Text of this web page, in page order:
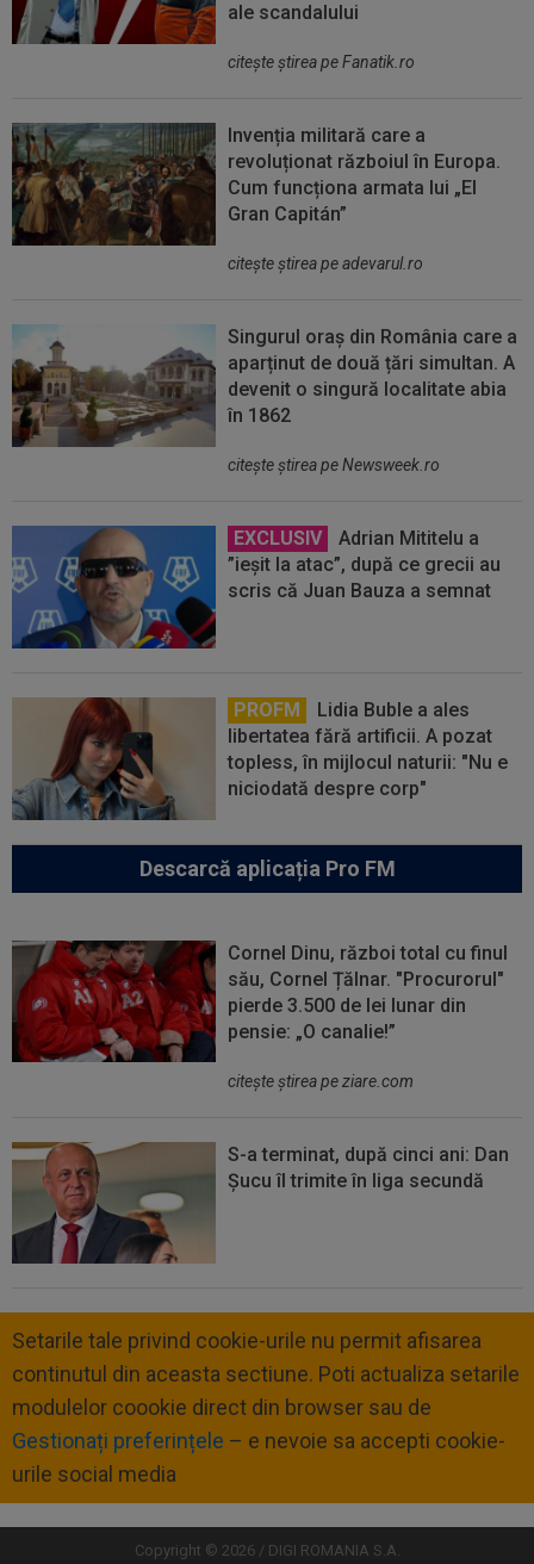
ale scandalului
citeşte ştirea pe Fanatik.ro
Invenția militară care a
revoluționat războiul în Europa.
Cum funcționa armata lui „El
Gran Capitán”
citeşte ştirea pe adevarul.ro
Singurul oraș din România care a
aparținut de două țări simultan. A
devenit o singură localitate abia
în 1862
citeşte ştirea pe Newsweek.ro
EXCLUSIV
Adrian Mititelu a
”ieșit la atac”, după ce grecii au
scris că Juan Bauza a semnat
PROFM
Lidia Buble a ales
libertatea fără artificii. A pozat
topless, în mijlocul naturii: "Nu e
niciodată despre corp"
Descarcă aplicația Pro FM
Cornel Dinu, război total cu finul
său, Cornel Țălnar. "Procurorul"
pierde 3.500 de lei lunar din
pensie: „O canalie!”
citeşte ştirea pe ziare.com
S-a terminat, după cinci ani: Dan
Șucu îl trimite în liga secundă
Setarile tale privind cookie-urile nu permit afisarea
continutul din aceasta sectiune. Poti actualiza setarile
modulelor coookie direct din browser sau de
Gestionați preferințele – e nevoie sa accepti cookie-
urile social media
Copyright © 2026 / DIGI ROMANIA S.A.